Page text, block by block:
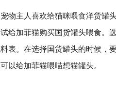
主人喜欢给猫咪喂食洋货罐
给加菲猫购买国货罐头喂食。
表。在选择国货罐头的时候，
以给加菲猫喂喵想猫罐头。